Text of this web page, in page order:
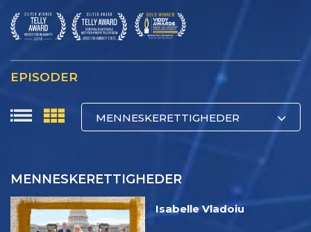
EPISODER
MENNESKERETTIGHEDER
MENNESKERETTIGHEDER
Isabelle Vladoiu